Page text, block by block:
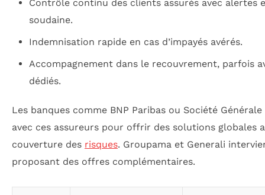
Contrôle continu des clients assurés avec alertes
soudaine.
Indemnisation rapide en cas d’impayés avérés.
Accompagnement dans le recouvrement, parfois
dédiés.
Les banques comme BNP Paribas ou Société
avec ces assureurs pour offrir des solutions globales
couverture des risques. Groupama et Generali
proposant des offres complémentaires.